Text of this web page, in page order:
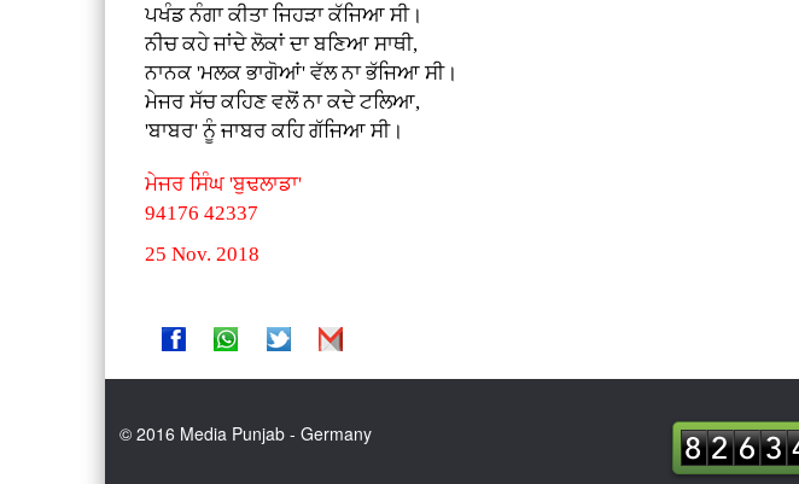
ਪਖੰਡ ਨੰਗਾ ਕੀਤਾ ਜਿਹੜਾ ਕੱਜਿਆ ਸੀ।
ਨੀਚ ਕਹੇ ਜਾਂਦੇ ਲੋਕਾਂ ਦਾ ਬਣਿਆ ਸਾਥੀ,
ਨਾਨਕ 'ਮਲਕ ਭਾਗੋਆਂ' ਵੱਲ ਨਾ ਭੱਜਿਆ ਸੀ।
ਮੇਜਰ ਸੱਚ ਕਹਿਣ ਵਲੋਂ ਨਾ ਕਦੇ ਟਲਿਆ,
'ਬਾਬਰ' ਨੂੰ ਜਾਬਰ ਕਹਿ ਗੱਜਿਆ ਸੀ।
ਮੇਜਰ ਸਿੰਘ 'ਬੁਢਲਾਡਾ'
94176 42337
25 Nov. 2018
© 2016 Media Punjab - Germany